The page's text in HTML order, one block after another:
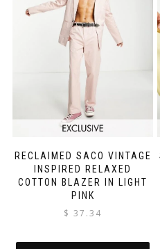
RECLAIMED SACO VINTAGE
INSPIRED RELAXED
COTTON BLAZER IN LIGHT
PINK
$ 37.34